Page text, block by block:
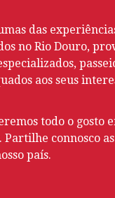
das
no Rio Douro,
aos seus
todo o gosto
connosco
país.